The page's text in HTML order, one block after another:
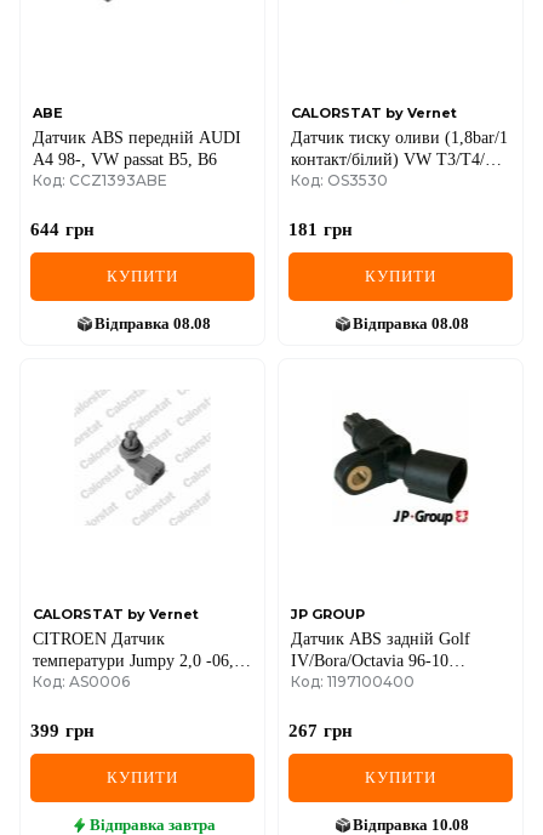
ABE
Датчик ABS передній AUDI
A4 98-, VW passat B5, B6
Код: CCZ1393ABE
644 грн
КУПИТИ
Відправка 08.08
CALORSTAT by Vernet
Датчик тиску оливи (1,8bar/1
контакт/білий) VW T3/T4/LT
73-04
Код: OS3530
181 грн
КУПИТИ
Відправка 08.08
CALORSTAT by Vernet
CITROEN Датчик
температури Jumpy 2,0 -06,
FIAT Scudo, Ulysse,
Код: AS0006
399 грн
КУПИТИ
Відправка завтра
JP GROUP
Датчик ABS задній Golf
IV/Bora/Octavia 96-10
(1J0927807B)
Код: 1197100400
267 грн
КУПИТИ
Відправка 10.08